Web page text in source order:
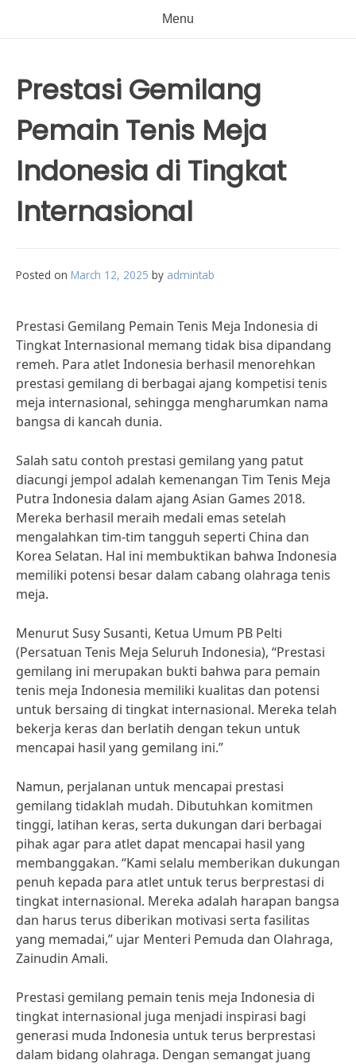
Menu
Prestasi Gemilang
Pemain Tenis Meja
Indonesia di Tingkat
Internasional
Posted on March 12, 2025 by admintab
Prestasi Gemilang Pemain Tenis Meja Indonesia di
Tingkat Internasional memang tidak bisa dipandang
remeh. Para atlet Indonesia berhasil menorehkan
prestasi gemilang di berbagai ajang kompetisi tenis
meja internasional, sehingga mengharumkan nama
bangsa di kancah dunia.
Salah satu contoh prestasi gemilang yang patut
diacungi jempol adalah kemenangan Tim Tenis Meja
Putra Indonesia dalam ajang Asian Games 2018.
Mereka berhasil meraih medali emas setelah
mengalahkan tim-tim tangguh seperti China dan
Korea Selatan. Hal ini membuktikan bahwa Indonesia
memiliki potensi besar dalam cabang olahraga tenis
meja.
Menurut Susy Susanti, Ketua Umum PB Pelti
(Persatuan Tenis Meja Seluruh Indonesia), “Prestasi
gemilang ini merupakan bukti bahwa para pemain
tenis meja Indonesia memiliki kualitas dan potensi
untuk bersaing di tingkat internasional. Mereka telah
bekerja keras dan berlatih dengan tekun untuk
mencapai hasil yang gemilang ini.”
Namun, perjalanan untuk mencapai prestasi
gemilang tidaklah mudah. Dibutuhkan komitmen
tinggi, latihan keras, serta dukungan dari berbagai
pihak agar para atlet dapat mencapai hasil yang
membanggakan. “Kami selalu memberikan dukungan
penuh kepada para atlet untuk terus berprestasi di
tingkat internasional. Mereka adalah harapan bangsa
dan harus terus diberikan motivasi serta fasilitas
yang memadai,” ujar Menteri Pemuda dan Olahraga,
Zainudin Amali.
Prestasi gemilang pemain tenis meja Indonesia di
tingkat internasional juga menjadi inspirasi bagi
generasi muda Indonesia untuk terus berprestasi
dalam bidang olahraga. Dengan semangat juang